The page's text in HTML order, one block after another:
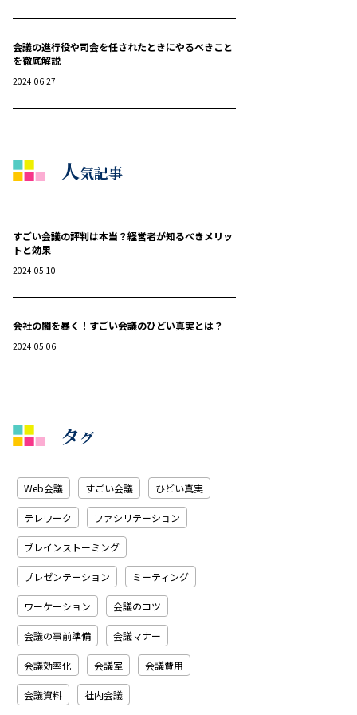
会議の進行役や司会を任されたときにやるべきこと
を徹底解説
2024.06.27
人気記事
すごい会議の評判は本当？経営者が知るべきメリッ
トと効果
2024.05.10
会社の闇を暴く！すごい会議のひどい真実とは？
2024.05.06
タグ
Web会議 すごい会議 ひどい真実
テレワーク ファシリテーション
ブレインストーミング
プレゼンテーション ミーティング
ワーケーション 会議のコツ
会議の事前準備 会議マナー
会議効率化 会議室 会議費用
会議資料 社内会議